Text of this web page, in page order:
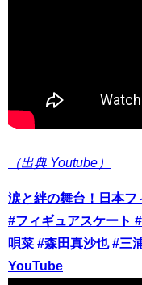
（出典 Youtube）
涙と絆の舞台！日本
#フィギュアスケート
唄菜 #森田真沙也 #三
YouTube